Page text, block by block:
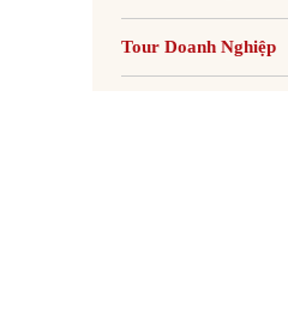
Tour Doanh Nghiệp